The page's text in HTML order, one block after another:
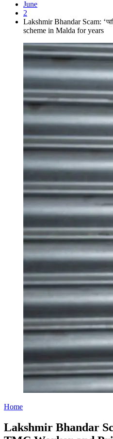
June
2
Lakshmir Bhandar Scam: ‘আমি
scheme in Malda for years
Home
Lakshmir Bhandar Scam: